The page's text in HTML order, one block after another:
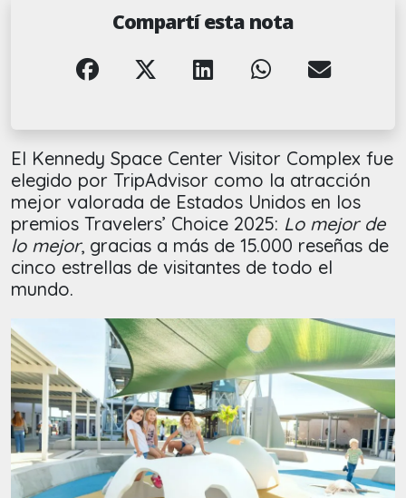
Compartí esta nota
El Kennedy Space Center Visitor Complex fue
elegido por TripAdvisor como la atracción
mejor valorada de Estados Unidos en los
premios Travelers’ Choice 2025: Lo mejor de
lo mejor, gracias a más de 15.000 reseñas de
cinco estrellas de visitantes de todo el
mundo.